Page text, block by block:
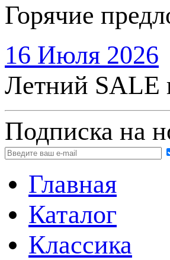
Горячие
16 Июля 2026
Летний SALE
Подписка на
Главная
Каталог
Классика